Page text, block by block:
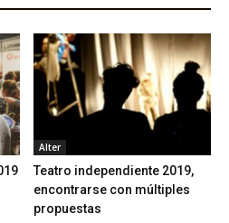
Alter
Teatro independiente 2019,
encontrarse con múltiples
propuestas